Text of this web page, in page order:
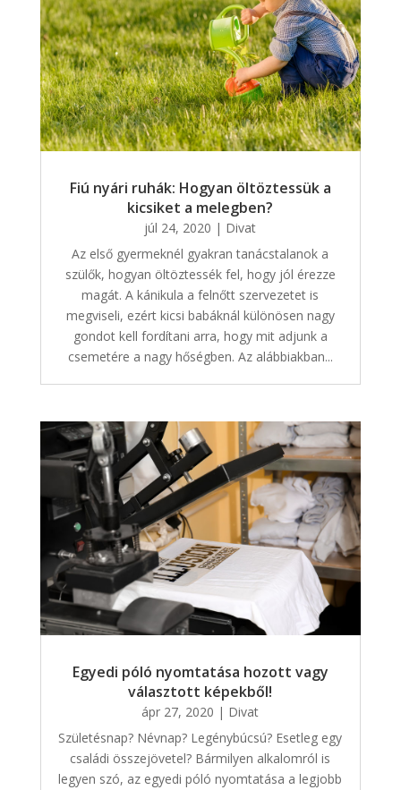
Fiú nyári ruhák: Hogyan öltöztessük a
kicsiket a melegben?
júl 24, 2020 | Divat
Az első gyermeknél gyakran tanácstalanok a
szülők, hogyan öltöztessék fel, hogy jól érezze
magát. A kánikula a felnőtt szervezetet is
megviseli, ezért kicsi babáknál különösen nagy
gondot kell fordítani arra, hogy mit adjunk a
csemetére a nagy hőségben. Az alábbiakban...
Egyedi póló nyomtatása hozott vagy
választott képekből!
ápr 27, 2020 | Divat
Születésnap? Névnap? Legénybúcsú? Esetleg egy
családi összejövetel? Bármilyen alkalomról is
legyen szó, az egyedi póló nyomtatása a legjobb